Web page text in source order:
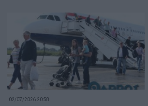
02/07/2026 20:58